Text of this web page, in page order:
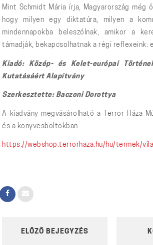
Mint Schmidt Mária írja, Magyarország még
hogy milyen egy diktatúra, milyen a
mindennapokba beleszólnak, amikor a
támadják, bekapcsolhatnak a régi reflexeink:
Kiadó: Közép- és Kelet-európai
Kutatásáért Alapítvány
Szerkesztette: Baczoni Dorottya
A kiadvány megvásárolható a Terror Háza
és a könyvesboltokban.
https://webshop.terrorhaza.hu/hu/termek/
NAVIGATION
ELŐZŐ BEJEGYZÉS